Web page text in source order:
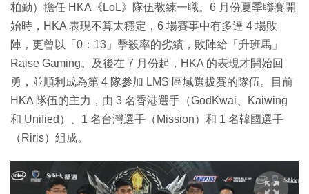
柏勤）擔任 HKA《LoL》隊伍教練一職。6 月份夏季聯賽開
始時，HKA 表現不算太穩定，6 場賽事中有多達 4 場敗
陣，更曾以「0：13」擊殺率的劣績，敗陣給「升班馬」
Raise Gaming。及後在 7 月份起，HKA 的表現才開始回
勇，並順利成為第 4 隊參加 LMS 區域選拔賽的隊伍。目前
HKA 隊伍的主力，由 3 名香港選手（GodKwai、Kaiwing
和 Unified）、1 名台灣選手（Mission）和 1 名韓國選手
（Riris）組成。